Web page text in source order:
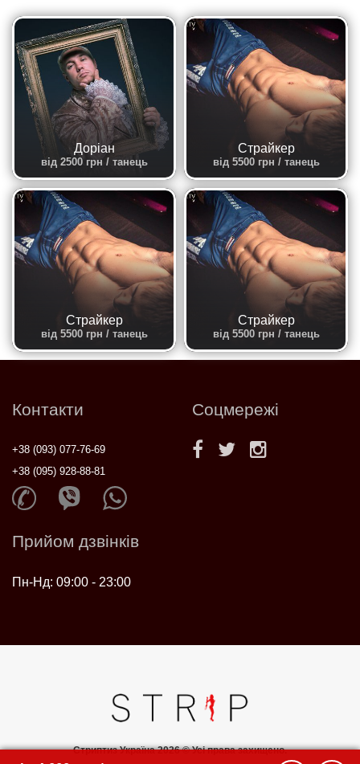
Доріан
від 2500 грн / танець
Страйкер
від 5500 грн / танець
Страйкер
від 5500 грн / танець
Страйкер
від 5500 грн / танець
Контакти
+38 (093) 077-76-69
+38 (095) 928-88-81
Соцмережі
Прийом дзвінків
Пн-Нд: 09:00 - 23:00
Стриптиз Україна 2026 © Усі права захищено.